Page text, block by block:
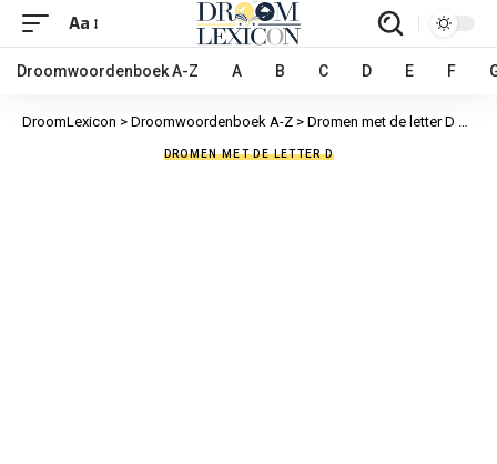
Aa
Droomwoordenboek A-Z A B C D E F
DroomLexicon > Droomwoordenboek A-Z > Dromen met de letter D
DROMEN MET DE LETTER D